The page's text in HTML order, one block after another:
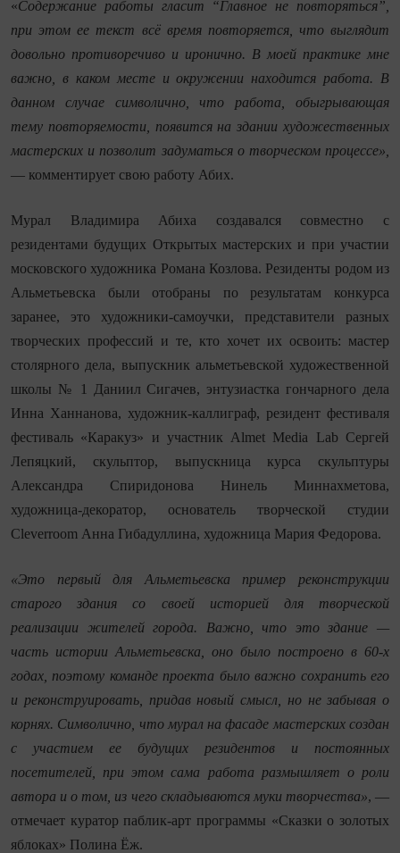
«Содержание работы гласит “Главное не повторяться”,
при этом ее текст всё время повторяется, что выглядит
довольно противоречиво и иронично. В моей практике мне
важно, в каком месте и окружении находится работа. В
данном случае символично, что работа, обыгрывающая
тему повторяемости, появится на здании художественных
мастерских и позволит задуматься о творческом процессе»,
— комментирует свою работу Абих.
Мурал Владимира Абиха создавался совместно с
резидентами будущих Открытых мастерских и при участии
московского художника Романа Козлова. Резиденты родом из
Альметьевска были отобраны по результатам конкурса
заранее, это художники-самоучки, представители разных
творческих профессий и те, кто хочет их освоить: мастер
столярного дела, выпускник альметьевской художественной
школы № 1 Даниил Сигачев, энтузиастка гончарного дела
Инна Ханнанова, художник-каллиграф, резидент фестиваля
фестиваль «Каракуз» и участник
Almet Media Lab Сергей
Лепяцкий, скульптор, выпускница курса скульптуры
Александра Спиридонова Нинель Миннахметова,
художница-декоратор, основатель творческой студии
Cleverroom Анна Гибадуллина, художница Мария Федорова.
«Это первый для Альметьевска пример реконструкции
старого здания со своей историей для творческой
реализации жителей города. Важно, что это здание —
часть истории Альметьевска, оно было построено в 60-х
годах, поэтому команде проекта было важно сохранить его
и реконструировать, придав новый смысл, но не забывая о
корнях. Символично, что мурал на фасаде мастерских создан
с участием ее будущих резидентов и постоянных
посетителей, при этом сама работа размышляет о роли
автора и о том, из чего складываются муки творчества», —
отмечает куратор паблик-арт программы «Сказки о золотых
яблоках» Полина Ёж.